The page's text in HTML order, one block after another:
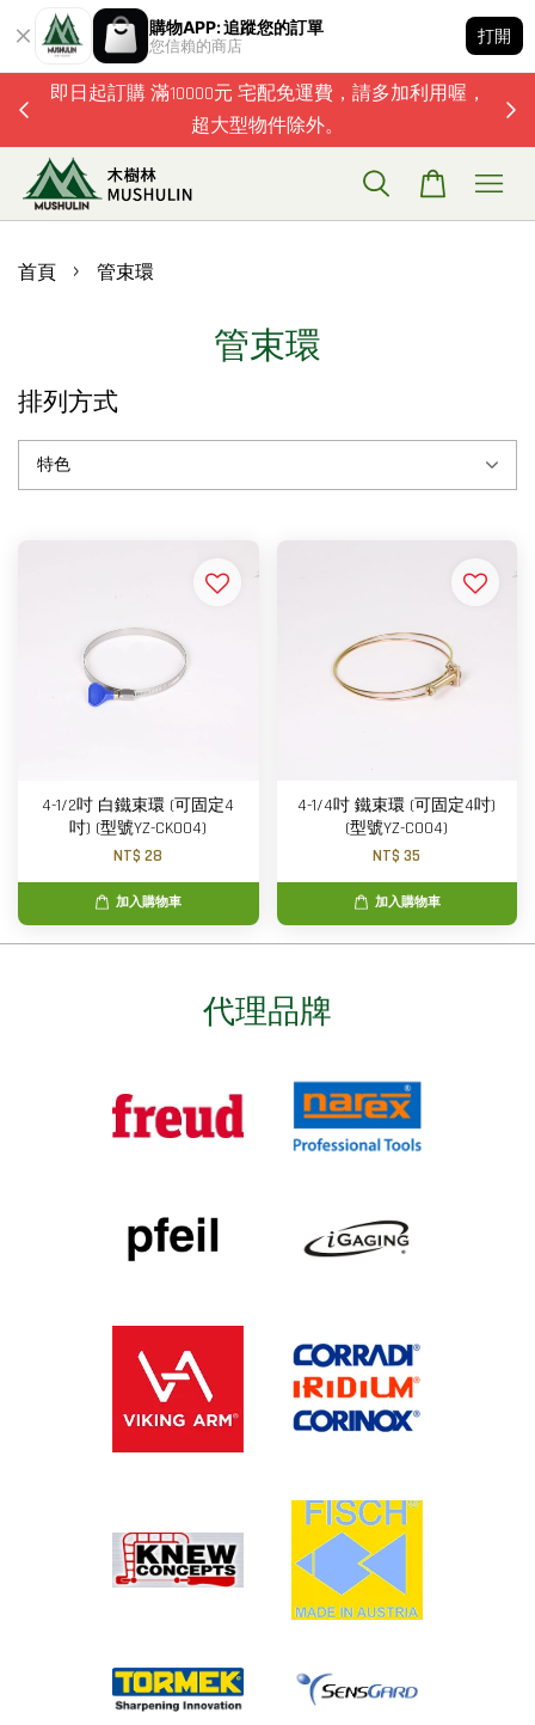
購物APP: 追蹤您的訂單
您信賴的商店
打開
即日起訂購 滿10000元 宅配免運費，請多加利用喔，
超大型物件除外。
首頁 › 管束環
管束環
排列方式
4-1/2吋 白鐵束環 (可固定4
吋) (型號YZ-CK004)
NT$ 28
加入購物車
4-1/4吋 鐵束環 (可固定4吋)
(型號YZ-C004)
NT$ 35
加入購物車
代理品牌